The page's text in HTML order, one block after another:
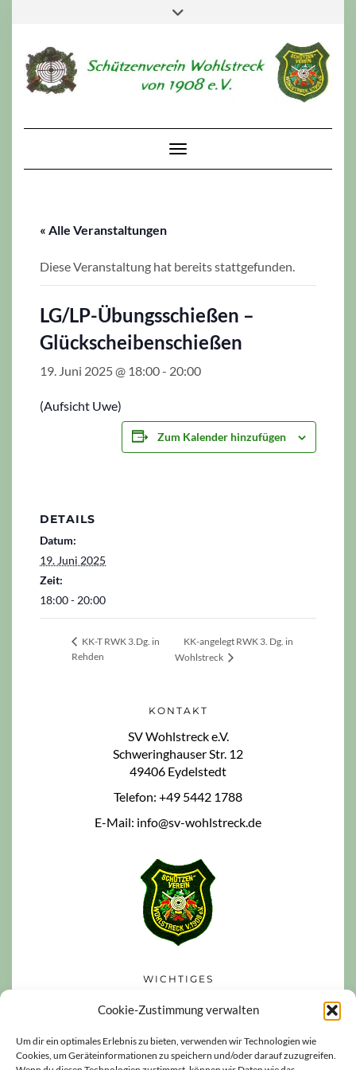
Cookie-Zustimmung verwalten
Um dir ein optimales Erlebnis zu bieten, verwenden wir Technologien wie
Cookies, um Geräteinformationen zu speichern und/oder darauf zuzugreifen.
Toggle Navigation
« Alle Veranstaltungen
Diese Veranstaltung hat bereits stattgefunden.
LG/LP-Übungsschießen –
Glückscheibenschießen
19. Juni 2025 @ 18:00- 20:00
(Aufsicht Uwe)
Zum Kalender hinzufügen
DETAILS
Datum:
19. Juni 2025
Zeit:
18:00 - 20:00
KK-T RWK 3.Dg. in
Rehden
KK-angelegt RWK 3. Dg. in
Wohlstreck
KONTAKT
SV Wohlstreck e.V.
Schweringhauser Str. 12
49406 Eydelstedt
Telefon: +49 5442 1788
E-Mail: info@sv-wohlstreck.de
WICHTIGES
Datenschutzerklärung
Impressum
Haftungsausschluss